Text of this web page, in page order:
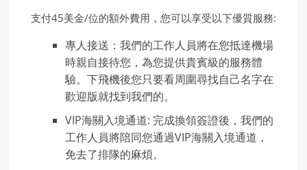
支付45美金/位的額外費用，您可以享受以下優質服務:
專人接送：我們的工作人員將在您抵達機場
時親自接待您，為您提供貴賓級的服務體
驗。下飛機後您只要看周圍尋找自己名字在
歡迎版就找到我們的。
VIP海關入境通道: 完成換領簽證後，我們的
工作人員將陪同您通過VIP海關入境通道，
免去了排隊的麻煩。